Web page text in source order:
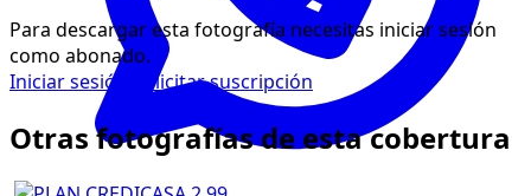
Para descargar esta fotografía necesitas iniciar sesión
como abonado.
Iniciar sesión
Solicitar suscripción
Otras fotografías de esta cobertura